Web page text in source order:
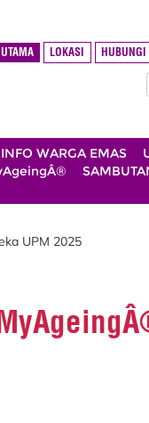
UTAMA LOKASI HUBUNGI
INFO WARGA EMAS
UPM 2025